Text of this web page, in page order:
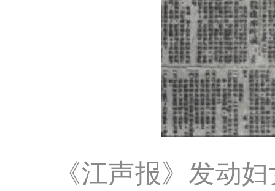
《江声报》发动